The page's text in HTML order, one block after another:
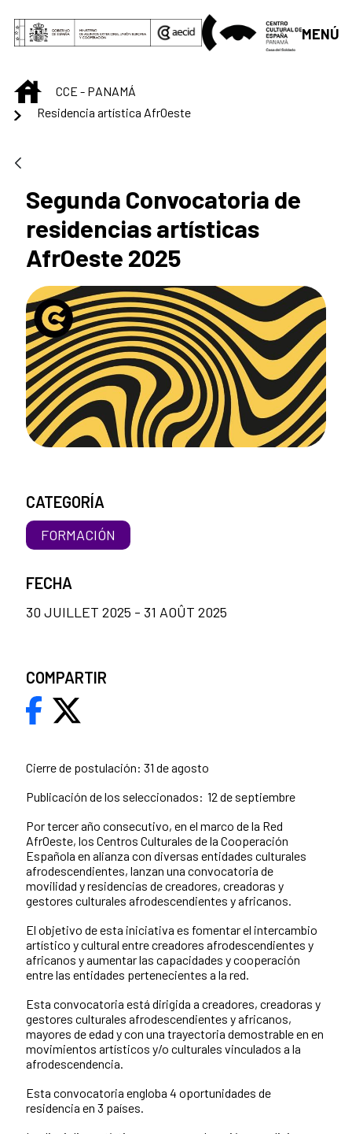
Saut au contenu principal
MENÚ
INICIOCCE - PANAMÁ
Residencia artística AfrOeste
Segunda Convocatoria de
residencias artísticas
AfrOeste 2025
Cierre de postulación: 31 de agosto
Publicación de los seleccionados: 12 de septiembre
Por tercer año consecutivo, en el marco de la Red
AfrOeste, los Centros Culturales de la Cooperación
Española en alianza con diversas entidades culturales
afrodescendientes, lanzan una convocatoria de
movilidad y residencias de creadores, creadoras y
gestores culturales afrodescendientes y africanos.
El objetivo de esta iniciativa es fomentar el intercambio
artístico y cultural entre creadores afrodescendientes y
africanos y aumentar las capacidades y cooperación
entre las entidades pertenecientes a la red.
Esta convocatoria está dirigida a creadores, creadoras y
gestores culturales afrodescendientes y africanos,
mayores de edad y con una trayectoria demostrable en en
movimientos artísticos y/o culturales vinculados a la
afrodescendencia.
Esta convocatoria engloba 4 oportunidades de
residencia en 3 países.
CATEGORÍA
FORMACIÓN
FECHA
30 JUILLET 2025 - 31 AOÛT 2025
COMPARTIR